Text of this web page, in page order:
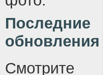
Последние
обновления
Смотрите